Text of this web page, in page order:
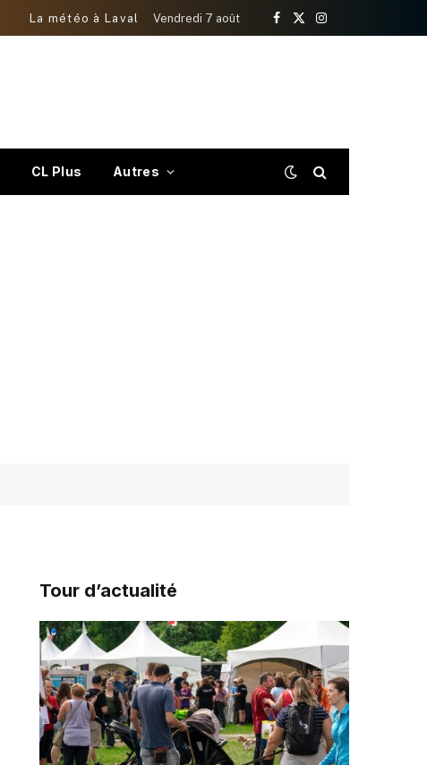
La météo à Laval Vendredi 7 août
Facebook
X
Instagram
CL Plus Autres
Tour d’actualité